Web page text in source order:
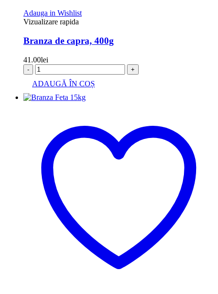
Adauga in Wishlist
Vizualizare rapida
Branza de capra, 400g
41.00lei
- +
ADAUGĂ ÎN COȘ